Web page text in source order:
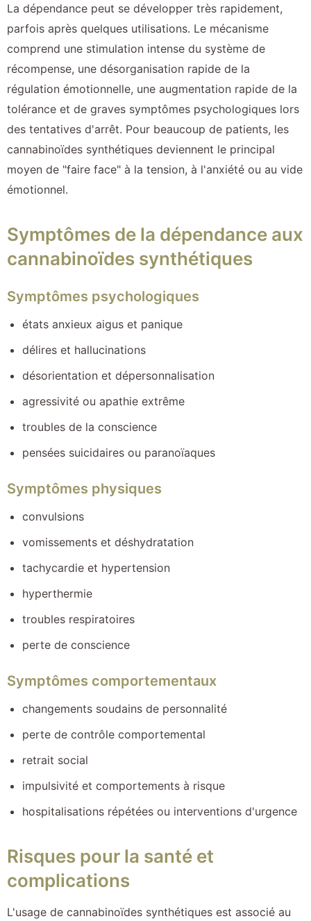
La dépendance peut se développer très rapidement,
parfois après quelques utilisations. Le mécanisme
comprend une stimulation intense du système de
récompense, une désorganisation rapide de la
régulation émotionnelle, une augmentation rapide de la
tolérance et de graves symptômes psychologiques lors
des tentatives d'arrêt. Pour beaucoup de patients, les
cannabinoïdes synthétiques deviennent le principal
moyen de "faire face" à la tension, à l'anxiété ou au vide
émotionnel.
Symptômes de la dépendance aux
cannabinoïdes synthétiques
Symptômes psychologiques
états anxieux aigus et panique
délires et hallucinations
désorientation et dépersonnalisation
agressivité ou apathie extrême
troubles de la conscience
pensées suicidaires ou paranoïaques
Symptômes physiques
convulsions
vomissements et déshydratation
tachycardie et hypertension
hyperthermie
troubles respiratoires
perte de conscience
Symptômes comportementaux
changements soudains de personnalité
perte de contrôle comportemental
retrait social
impulsivité et comportements à risque
hospitalisations répétées ou interventions d'urgence
Risques pour la santé et
complications
L'usage de cannabinoïdes synthétiques est associé au